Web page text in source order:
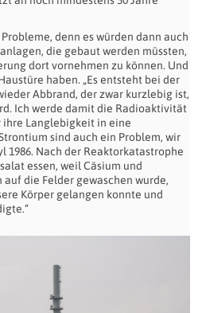
denn es würden dann auch
die gebaut werden müssten,
dort vornehmen zu können. Und
haben. „Es entsteht bei der
Abbrand, der zwar kurzlebig ist,
Ich werde damit die Radioaktivität
ihre Langlebigkeit in eine
sind auch ein Problem, wir
1986. Nach der Reaktorkatastrophe
essen, weil Cäsium und
die Felder gewaschen wurde,
Körper gelangen konnte und